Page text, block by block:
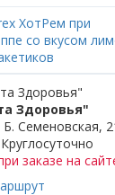
ХотРем при
со вкусом
Здоровья"
Семеновская,
Круглосуточно
заказе на